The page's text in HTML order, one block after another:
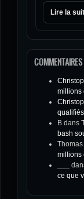
Lire la
millions
B dans
bash
millions
ce que